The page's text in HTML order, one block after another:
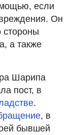
если
Он
стороны
а также
Шарипа
пост, в
.
, в
бывшей